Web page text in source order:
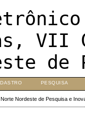
VII
de
PESQUISA
Nordeste de Pesquisa e